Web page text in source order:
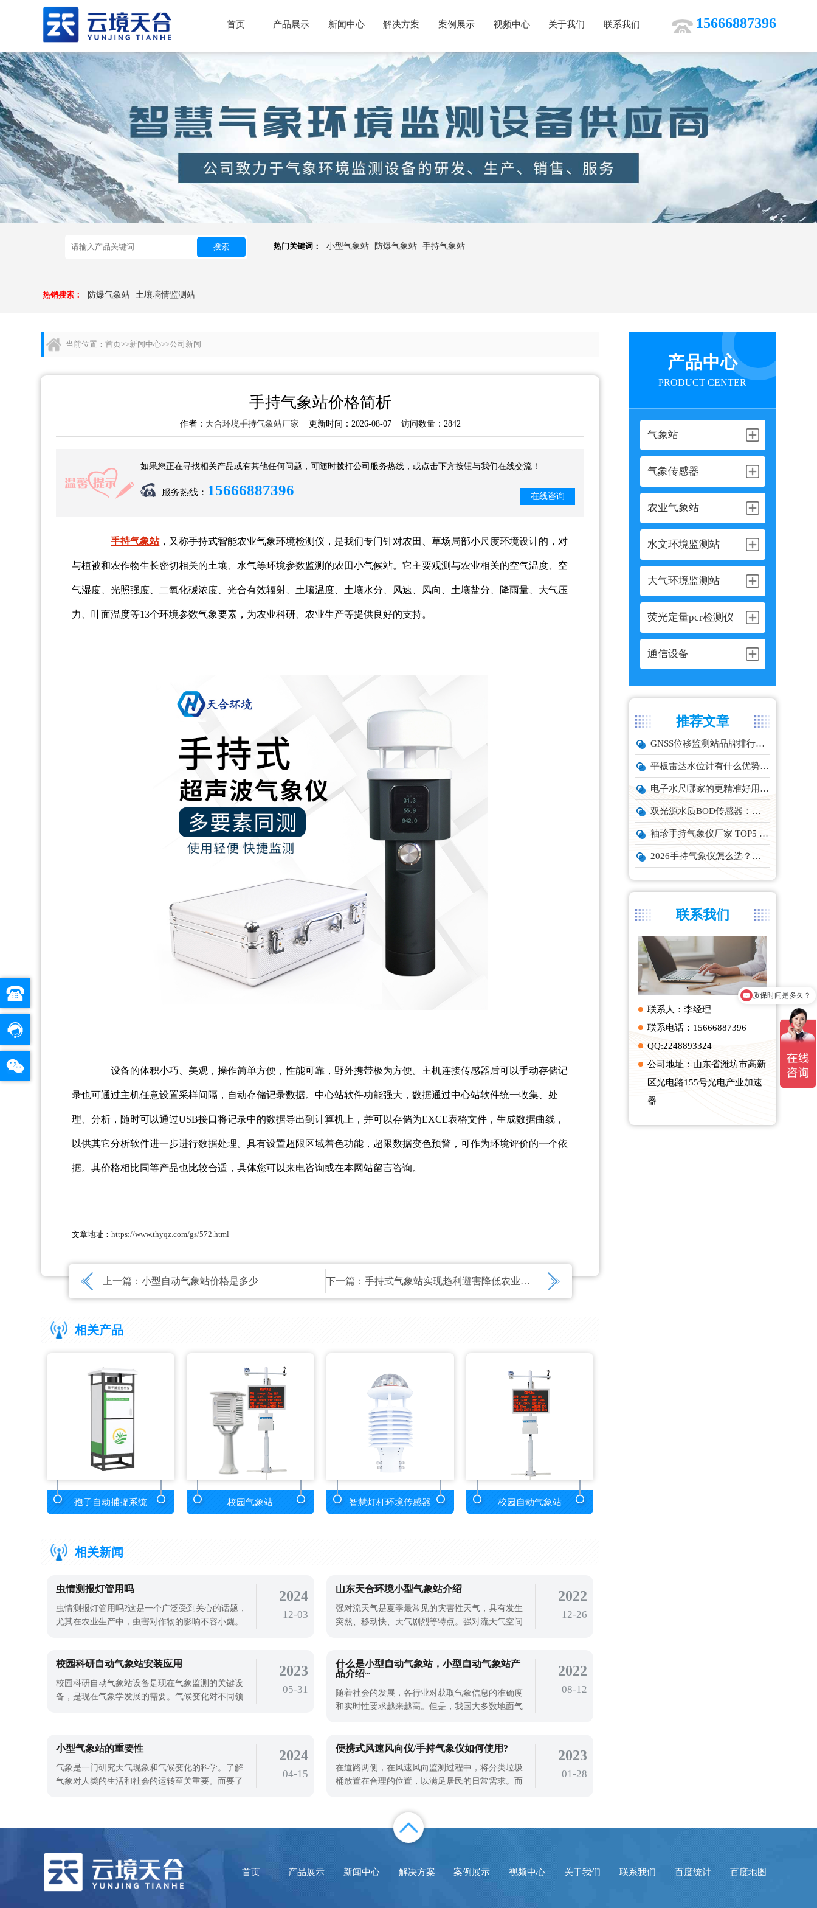
15666887396
首页 产品展示 新闻中心 解决方案 案例展示 视频中心 关于我们 联系我们
搜索 热门关键词： 小型气象站 防爆气象站 手持气象站
热销搜索： 防爆气象站 土壤墒情监测站
产品中心
PRODUCT CENTER
气象站
气象传感器
农业气象站
水文环境监测站
大气环境监测站
荧光定量pcr检测仪
通信设备
推荐文章
GNSS位移监测站品牌排行与选型推荐
平板雷达水位计有什么优势？精准耐用品牌top1推荐！
电子水尺哪家的更精准好用？推荐云境天合TH-SC系列经济型设备
双光源水质BOD传感器：在线水体有机物监测设备厂家推荐
袖珍手持气象仪厂家 TOP5 实力榜单
2026手持气象仪怎么选？云境天合、天蔚主流机型深度测评
联系我们
联系人：李经理
联系电话：15666887396
QQ:2248893324
公司地址：山东省潍坊市高新
区光电路155号光电产业加速
器
当前位置：首页>>新闻中心>>公司新闻
手持气象站价格简析
作者： 天合环境手持气象站厂家 更新时间：2026-08-07 访问数量：2842
如果您正在寻找相关产品或有其他任何问题，可随时拨打公司服务热线，或点击下方按钮与我们在线交流！
服务热线： 15666887396 在线咨询
手持气象站，又称手持式智能农业气象环境检测仪，是我们专门针对农田、草场局部小尺度环境设计的，对
与植被和农作物生长密切相关的土壤、水气等环境参数监测的农田小气候站。它主要观测与农业相关的空气温度、空
气湿度、光照强度、二氧化碳浓度、光合有效辐射、土壤温度、土壤水分、风速、风向、土壤盐分、降雨量、大气压
力、叶面温度等13个环境参数气象要素，为农业科研、农业生产等提供良好的支持。
设备的体积小巧、美观，操作简单方便，性能可靠，野外携带极为方便。主机连接传感器后可以手动存储记
录也可通过主机任意设置采样间隔，自动存储记录数据。中心站软件功能强大，数据通过中心站软件统一收集、处
理、分析，随时可以通过USB接口将记录中的数据导出到计算机上，并可以存储为EXCE表格文件，生成数据曲线，
以供其它分析软件进一步进行数据处理。具有设置超限区域着色功能，超限数据变色预警，可作为环境评价的一个依
据。其价格相比同等产品也比较合适，具体您可以来电咨询或在本网站留言咨询。
文章地址：https://www.thyqz.com/gs/572.html
上一篇：小型自动气象站价格是多少 下一篇： 手持式气象站实现趋利避害降低农业损失
相关产品
孢子自动捕捉系统 校园气象站 智慧灯杆环境传感器 校园自动气象站
相关新闻
虫情测报灯管用吗
虫情测报灯管用吗?这是一个广泛受到关心的话题，
尤其在农业生产中，虫害对作物的影响不容小觑。
报灯究竟怎样发挥作用，是否真的有用呢?本文将对
测报灯，顾名思义，是用于监测农业害
2024
12-03
山东天合环境小型气象站介绍
强对流天气是夏季最常见的灾害性天气，具有发生
突然、移动快、天气剧烈等特点。强对流天气空间
施，严重影响农业生产。所以在野外环境下会使用
小型气象站对农业气象进行监测，对自然灾害进行
预警。山东天合环境小型气象站设备是一款
2022
12-26
校园科研自动气象站安装应用
校园科研自动气象站设备是现在气象监测的关键设
备，是现在气象学发展的需要。气候变化对不同领
气象学发展提供气象数据支持。校园科研自动气象
站设备的应用是现在气象学发展的需要，
2023
05-31
什么是小型自动气象站，小型自动气象站产
品介绍~
随着社会的发展，各行业对获取气象信息的准确度
和实时性要求越来越高。但是，我国大多数地面气
自动气象站成为了应用更广泛的产品，那么什么是
气象站为例来给大家介绍一下~TH-CQX10型
2022
08-12
小型气象站的重要性
气象是一门研究天气现象和气候变化的科学。了解
气象对人类的生活和社会的运转至关重要。而要了
是一站式设计，安装便携获取数据简单，小型气象
站能精确测量一系列气象数据，如温度、
2024
04-15
便携式风速风向仪/手持气象仪如何使用?
在道路两侧，在风速风向监测过程中，将分类垃圾
桶放置在合理的位置，以满足居民的日常需求。而
速风向对我们城市建设有重要的影响，所以使用便
携式风速风向仪对城市建设有重要的意义。便携式
2023
01-28
首页 产品展示 新闻中心 解决方案 案例展示 视频中心 关于我们 联系我们 百度统计 百度地图
产品有检测证书吗？
质保时间是多久？